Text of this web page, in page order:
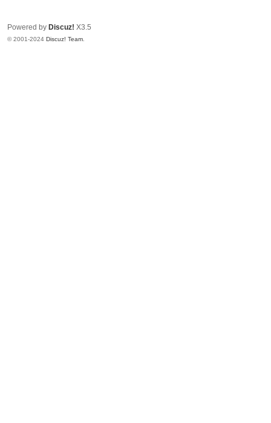
Powered by Discuz! X3.5
© 2001-2024 Discuz! Team